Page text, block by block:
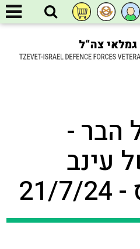
הבר -
עינב